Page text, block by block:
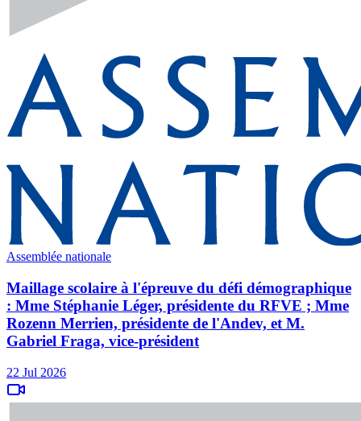
Assemblée nationale
Maillage scolaire à l'épreuve du défi démographique
: Mme Stéphanie Léger, présidente du RFVE ; Mme
Rozenn Merrien, présidente de l'Andev, et M.
Gabriel Fraga, vice-président
22 Jul 2026